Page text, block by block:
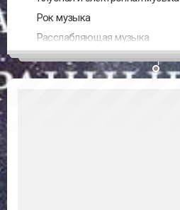
Рок музыка
Расслабляющая музыка